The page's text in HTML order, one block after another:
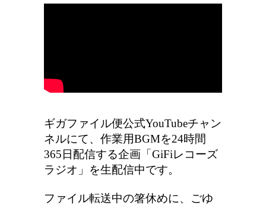
ギガファイル便公式YouTubeチャン
ネルにて、作業用BGMを24時間
365日配信する企画「GiFiレコーズ
ラジオ」を生配信中です。
ファイル転送中の箸休めに、ごゆ